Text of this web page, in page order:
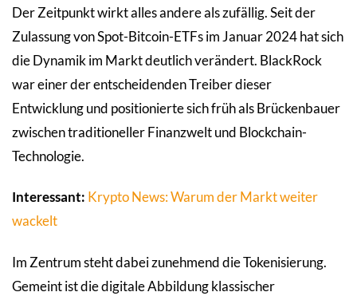
Der Zeitpunkt wirkt alles andere als zufällig. Seit der
Zulassung von Spot-Bitcoin-ETFs im Januar 2024 hat sich
die Dynamik im Markt deutlich verändert. BlackRock
war einer der entscheidenden Treiber dieser
Entwicklung und positionierte sich früh als Brückenbauer
zwischen traditioneller Finanzwelt und Blockchain-
Technologie.
Interessant: Krypto News: Warum der Markt weiter
wackelt
Im Zentrum steht dabei zunehmend die Tokenisierung.
Gemeint ist die digitale Abbildung klassischer